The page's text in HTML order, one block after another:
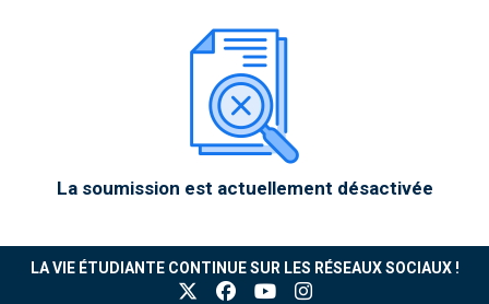
La soumission est actuellement désactivée
LA VIE ÉTUDIANTE CONTINUE SUR LES RÉSEAUX SOCIAUX !